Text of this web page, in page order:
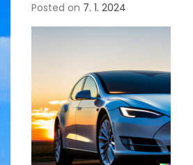
Posted on 7. 1. 2024